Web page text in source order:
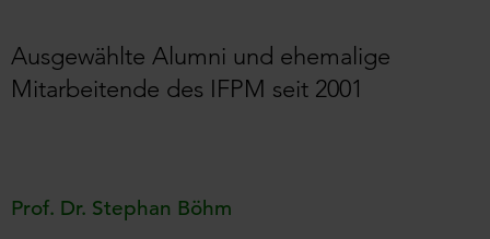
Ausgewählte Alumni und ehemalige
Mitarbeitende des IFPM seit 2001
Prof. Dr. Stephan Böhm